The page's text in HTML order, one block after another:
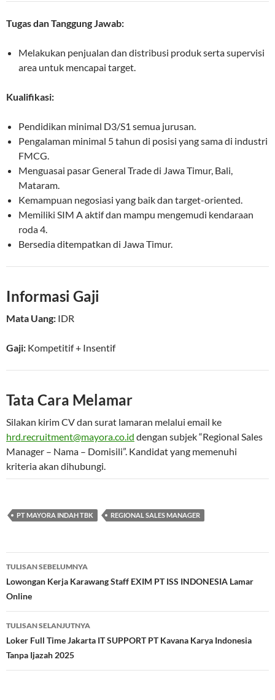
Tugas dan Tanggung Jawab:
Melakukan penjualan dan distribusi produk serta supervisi
area untuk mencapai target.
Kualifikasi:
Pendidikan minimal D3/S1 semua jurusan.
Pengalaman minimal 5 tahun di posisi yang sama di industri
FMCG.
Menguasai pasar General Trade di Jawa Timur, Bali,
Mataram.
Kemampuan negosiasi yang baik dan target-oriented.
Memiliki SIM A aktif dan mampu mengemudi kendaraan
roda 4.
Bersedia ditempatkan di Jawa Timur.
Informasi Gaji
Mata Uang: IDR
Gaji: Kompetitif+ Insentif
Tata Cara Melamar
Silakan kirim CV dan surat lamaran melalui email ke
hrd.recruitment@mayora.co.id dengan subjek “Regional Sales
Manager – Nama – Domisili”. Kandidat yang memenuhi
kriteria akan dihubungi.
PT MAYORA INDAH TBK REGIONAL SALES MANAGER
Navigasi
Tulisan
TULISAN SEBELUMNYA
Lowongan Kerja Karawang Staff EXIM PT ISS INDONESIA Lamar
Online
TULISAN SELANJUTNYA
Loker Full Time Jakarta IT SUPPORT PT Kavana Karya Indonesia
Tanpa Ijazah 2025